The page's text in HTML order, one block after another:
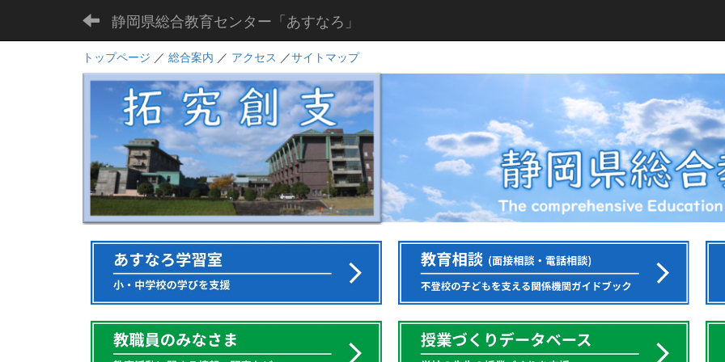
静岡県総合教育センター「あすなろ」
トップページ ／ 総合案内 ／ アクセス ／サイトマップ